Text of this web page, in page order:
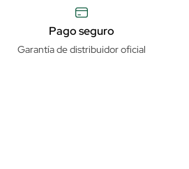
Pago seguro
Garantía de distribuidor oficial